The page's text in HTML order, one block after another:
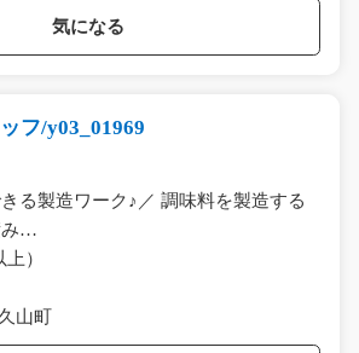
気になる
フ/y03_01969
る製造ワーク♪／ 調味料を製造する
み…
）
山町